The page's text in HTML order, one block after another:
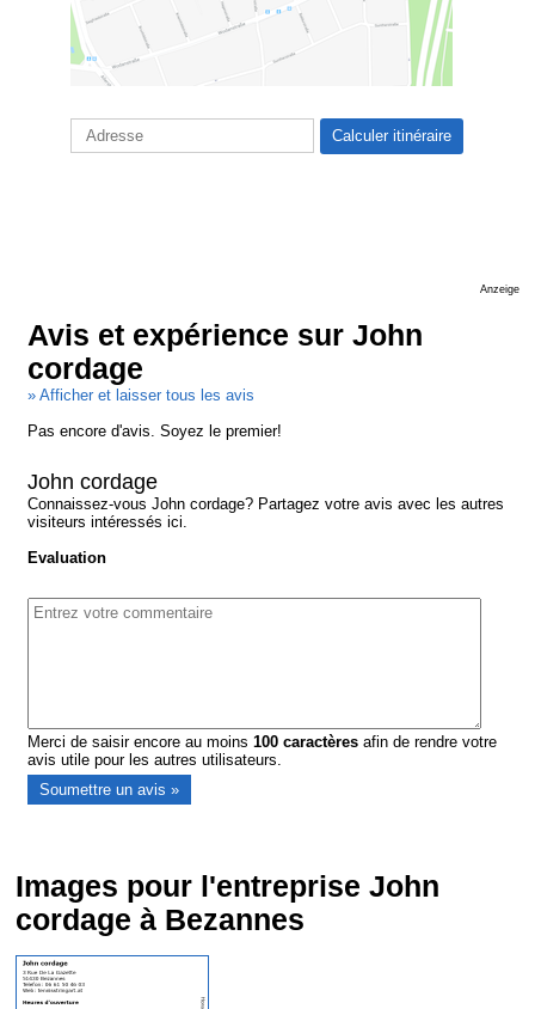
Anzeige
Avis et expérience sur John
cordage
» Afficher et laisser tous les avis
Pas encore d'avis. Soyez le premier!
John cordage
Connaissez-vous John cordage? Partagez votre avis avec les autres
visiteurs intéressés ici.
Evaluation
Merci de saisir encore au moins100 caractères afin de rendre votre
avis utile pour les autres utilisateurs.
Images pour l'entreprise John
cordage à Bezannes